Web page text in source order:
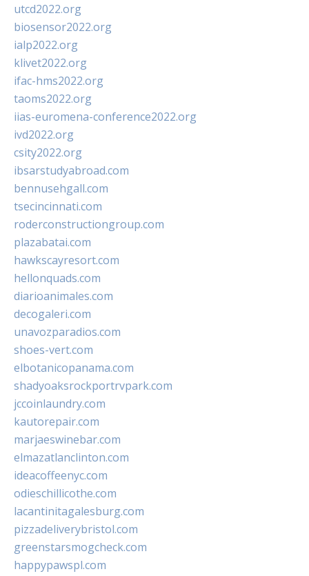
utcd2022.org
biosensor2022.org
ialp2022.org
klivet2022.org
ifac-hms2022.org
taoms2022.org
iias-euromena-conference2022.org
ivd2022.org
csity2022.org
ibsarstudyabroad.com
bennusehgall.com
tsecincinnati.com
roderconstructiongroup.com
plazabatai.com
hawkscayresort.com
hellonquads.com
diarioanimales.com
decogaleri.com
unavozparadios.com
shoes-vert.com
elbotanicopanama.com
shadyoaksrockportrvpark.com
jccoinlaundry.com
kautorepair.com
marjaeswinebar.com
elmazatlanclinton.com
ideacoffeenyc.com
odieschillicothe.com
lacantinitagalesburg.com
pizzadeliverybristol.com
greenstarsmogcheck.com
happypawspl.com